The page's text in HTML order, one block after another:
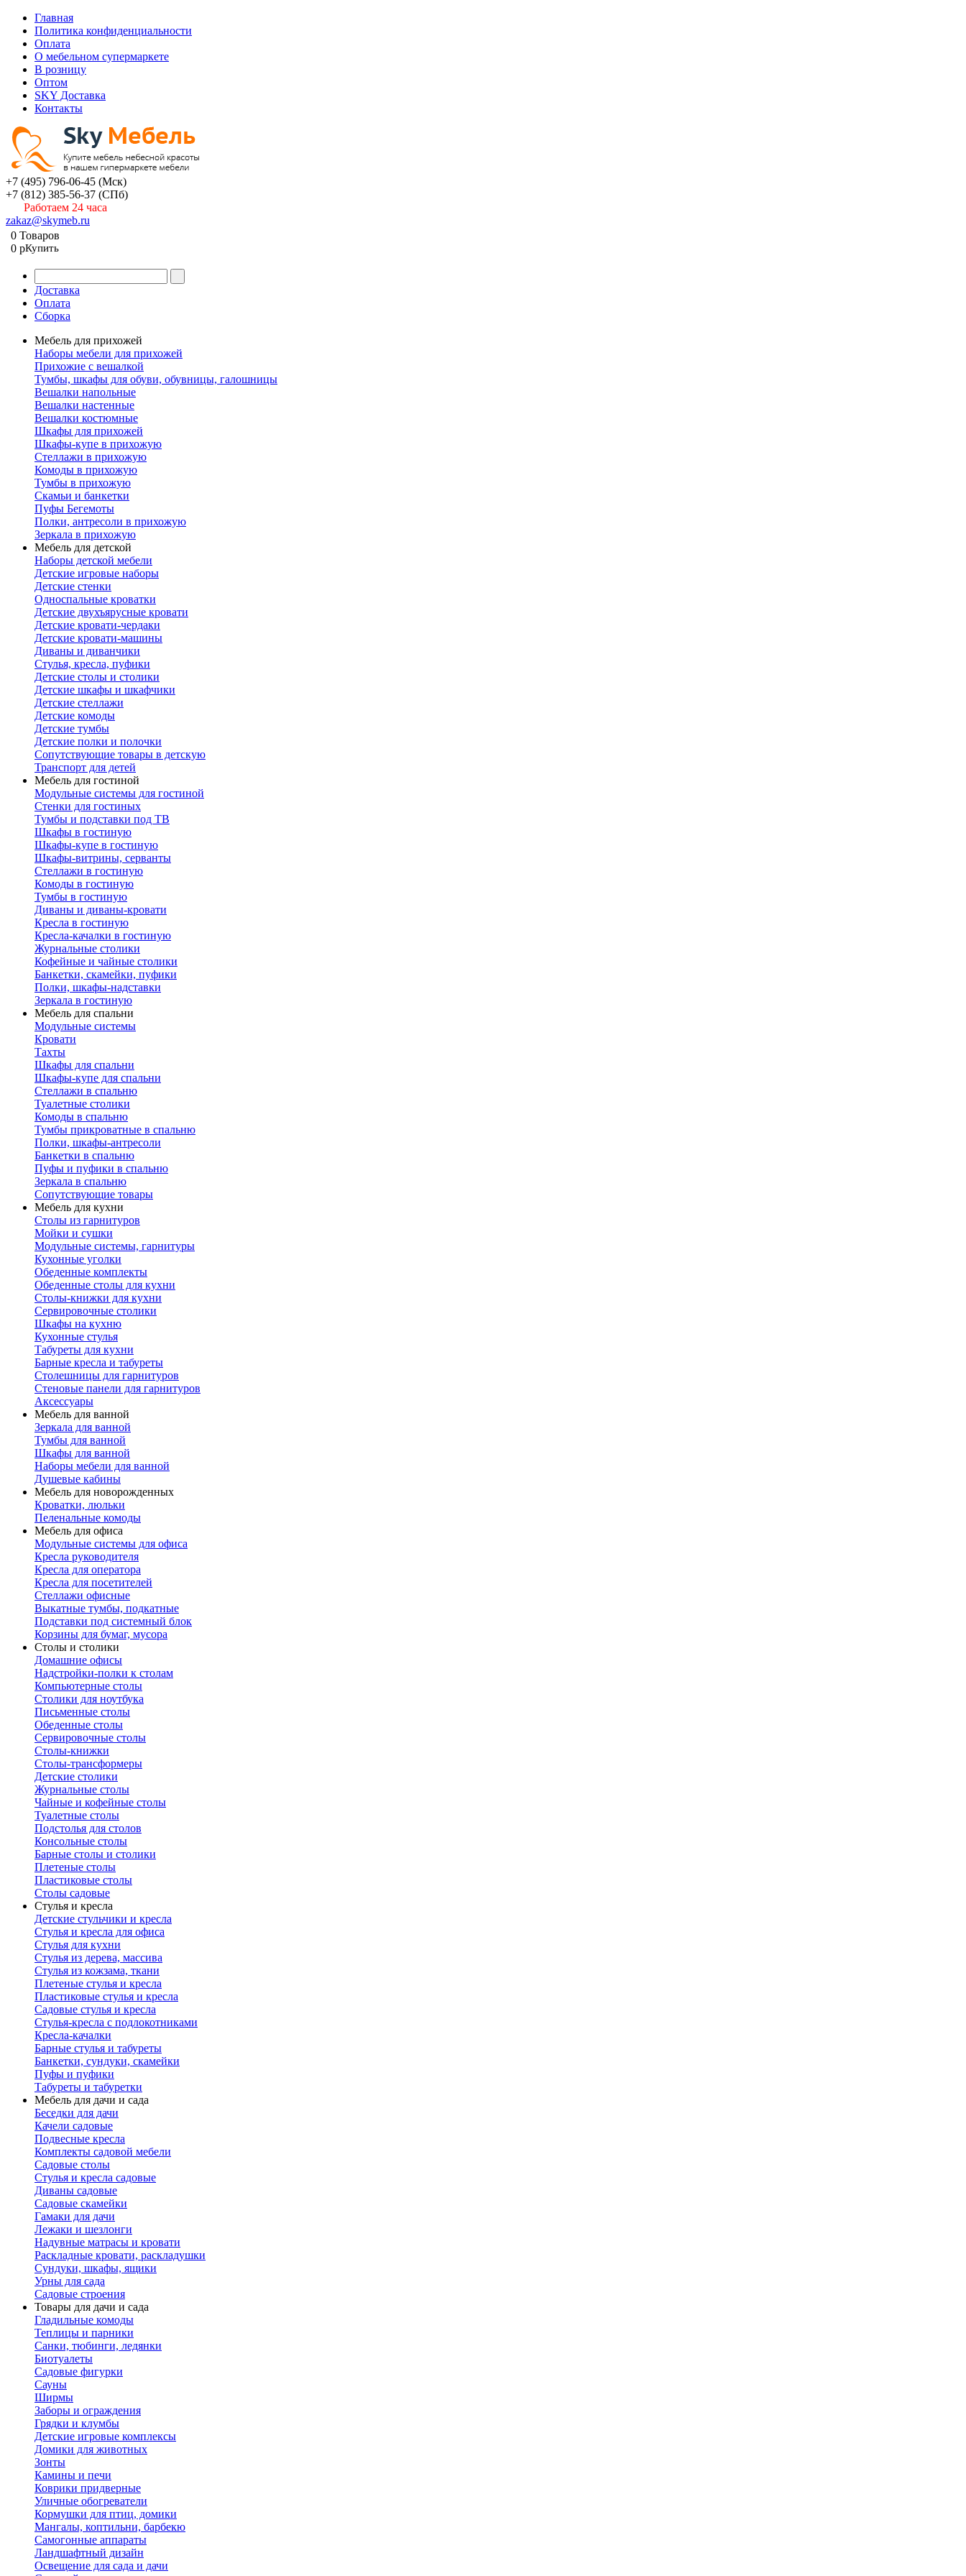
Главная
Политика конфиденциальности
Оплата
О мебельном супермаркете
В розницу
Оптом
SKY Доставка
Контакты
+7 (495) 796-06-45 (Мск)
+7 (812) 385-56-37 (СПб)
Работаем 24 часа
zakaz@skymeb.ru
0 Товаров
0 pКупить
Доставка
Оплата
Сборка
Мебель для прихожей
Наборы мебели для прихожей
Прихожие с вешалкой
Тумбы, шкафы для обуви, обувницы, галошницы
Вешалки напольные
Вешалки настенные
Вешалки костюмные
Шкафы для прихожей
Шкафы-купе в прихожую
Стеллажи в прихожую
Комоды в прихожую
Тумбы в прихожую
Скамьи и банкетки
Пуфы Бегемоты
Полки, антресоли в прихожую
Зеркала в прихожую
Мебель для детской
Наборы детской мебели
Детские игровые наборы
Детские стенки
Односпальные кроватки
Детские двухъярусные кровати
Детские кровати-чердаки
Детские кровати-машины
Диваны и диванчики
Стулья, кресла, пуфики
Детские столы и столики
Детские шкафы и шкафчики
Детские стеллажи
Детские комоды
Детские тумбы
Детские полки и полочки
Сопутствующие товары в детскую
Транспорт для детей
Мебель для гостиной
Модульные системы для гостиной
Стенки для гостиных
Тумбы и подставки под ТВ
Шкафы в гостиную
Шкафы-купе в гостиную
Шкафы-витрины, серванты
Стеллажи в гостиную
Комоды в гостиную
Тумбы в гостиную
Диваны и диваны-кровати
Кресла в гостиную
Кресла-качалки в гостиную
Журнальные столики
Кофейные и чайные столики
Банкетки, скамейки, пуфики
Полки, шкафы-надставки
Зеркала в гостиную
Мебель для спальни
Модульные системы
Кровати
Тахты
Шкафы для спальни
Шкафы-купе для спальни
Стеллажи в спальню
Туалетные столики
Комоды в спальню
Тумбы прикроватные в спальню
Полки, шкафы-антресоли
Банкетки в спальню
Пуфы и пуфики в спальню
Зеркала в спальню
Сопутствующие товары
Мебель для кухни
Столы из гарнитуров
Мойки и сушки
Модульные системы, гарнитуры
Кухонные уголки
Обеденные комплекты
Обеденные столы для кухни
Столы-книжки для кухни
Сервировочные столики
Шкафы на кухню
Кухонные стулья
Табуреты для кухни
Барные кресла и табуреты
Столешницы для гарнитуров
Стеновые панели для гарнитуров
Аксессуары
Мебель для ванной
Зеркала для ванной
Тумбы для ванной
Шкафы для ванной
Наборы мебели для ванной
Душевые кабины
Мебель для новорожденных
Кроватки, люльки
Пеленальные комоды
Мебель для офиса
Модульные системы для офиса
Кресла руководителя
Кресла для оператора
Кресла для посетителей
Стеллажи офисные
Выкатные тумбы, подкатные
Подставки под системный блок
Корзины для бумаг, мусора
Столы и столики
Домашние офисы
Надстройки-полки к столам
Компьютерные столы
Столики для ноутбука
Письменные столы
Обеденные столы
Сервировочные столы
Столы-книжки
Столы-трансформеры
Детские столики
Журнальные столы
Чайные и кофейные столы
Туалетные столы
Подстолья для столов
Консольные столы
Барные столы и столики
Плетеные столы
Пластиковые столы
Столы садовые
Стулья и кресла
Детские стульчики и кресла
Стулья и кресла для офиса
Стулья для кухни
Стулья из дерева, массива
Стулья из кожзама, ткани
Плетеные стулья и кресла
Пластиковые стулья и кресла
Садовые стулья и кресла
Стулья-кресла с подлокотниками
Кресла-качалки
Барные стулья и табуреты
Банкетки, сундуки, скамейки
Пуфы и пуфики
Табуреты и табуретки
Мебель для дачи и сада
Беседки для дачи
Качели садовые
Подвесные кресла
Комплекты садовой мебели
Садовые столы
Стулья и кресла садовые
Диваны садовые
Садовые скамейки
Гамаки для дачи
Лежаки и шезлонги
Надувные матрасы и кровати
Раскладные кровати, раскладушки
Сундуки, шкафы, ящики
Урны для сада
Садовые строения
Товары для дачи и сада
Гладильные комоды
Теплицы и парники
Санки, тюбинги, ледянки
Биотуалеты
Садовые фигурки
Сауны
Ширмы
Заборы и ограждения
Грядки и клумбы
Детские игровые комплексы
Домики для животных
Зонты
Камины и печи
Коврики придверные
Уличные обогреватели
Кормушки для птиц, домики
Мангалы, коптильни, барбекю
Самогонные аппараты
Ландшафтный дизайн
Освещение для сада и дачи